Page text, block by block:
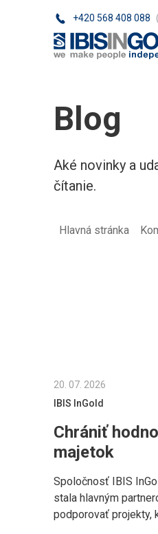
+420 568 408 088
Blog
Aké novinky a
čítanie.
Hlavná stránka
20. 07. 2026
IBIS InGold
Chrániť
majetok
Spoločnosť IBIS
stala hlavným
podporovať projekty,